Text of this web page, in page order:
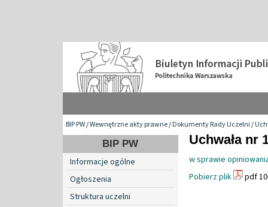
BIP PW/Wewnętrzne akty prawne/Dokumenty Rady Uczelni/
BIP PW
Informacje ogólne
Ogłoszenia
Struktura uczelni
Uchwała nr
w sprawie
Pobierz plik
pdf